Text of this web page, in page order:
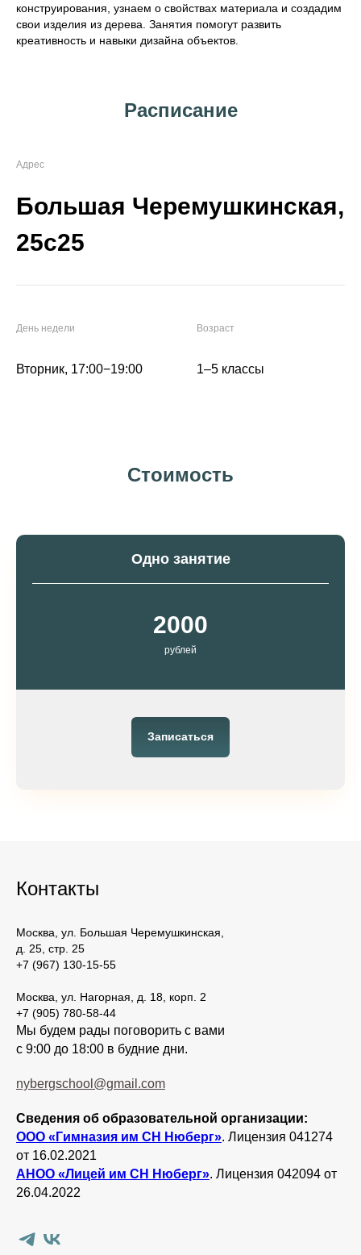
конструирования, узнаем о свойствах материала и создадим
свои изделия из дерева. Занятия помогут развить
креативность и навыки дизайна объектов.
Расписание
Адрес
Большая Черемушкинская,
25с25
День недели Возраст
Вторник, 17:00−19:00 1–5 классы
Стоимость
Одно занятие
2000
рублей
Записаться
Контакты
Москва, ул. Большая Черемушкинская,
д. 25, стр. 25
+7 (967) 130-15-55
Москва, ул. Нагорная, д. 18, корп. 2
+7 (905) 780-58-44
Мы будем рады поговорить с вами
с 9:00 до 18:00 в будние дни.
nybergschool@gmail.com
Сведения об образовательной организации:
ООО «Гимназия им СН Нюберг». Лицензия 041274
от 16.02.2021
АНОО «Лицей им СН Нюберг». Лицензия 042094 от
26.04.2022